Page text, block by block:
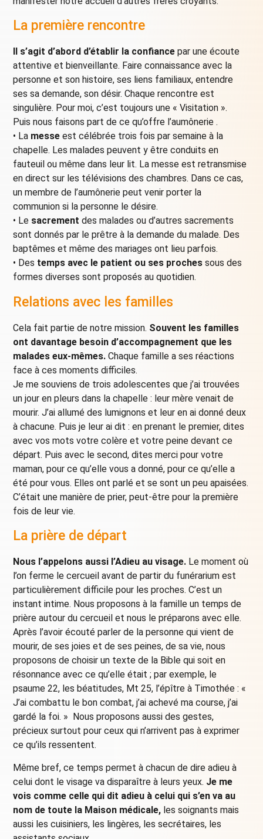
La première rencontre
Il s’agit d’abord d’établir la confiance par une écoute
attentive et bienveillante. Faire connaissance avec la
personne et son histoire, ses liens familiaux, entendre
ses sa demande, son désir. Chaque rencontre est
singulière. Pour moi, c’est toujours une « Visitation ».
Puis nous faisons part de ce qu’offre l’aumônerie .
• La messe est célébrée trois fois par semaine à la
chapelle. Les malades peuvent y être conduits en
fauteuil ou même dans leur lit. La messe est retransmise
en direct sur les télévisions des chambres. Dans ce cas,
un membre de l’aumônerie peut venir porter la
communion si la personne le désire.
• Le sacrement des malades ou d’autres sacrements
sont donnés par le prêtre à la demande du malade. Des
baptêmes et même des mariages ont lieu parfois.
• Des temps avec le patient ou ses proches sous des
formes diverses sont proposés au quotidien.
Relations avec les familles
Cela fait partie de notre mission. Souvent les familles
ont davantage besoin d’accompagnement que les
malades eux-mêmes. Chaque famille a ses réactions
face à ces moments difficiles.
Je me souviens de trois adolescentes que j’ai trouvées
un jour en pleurs dans la chapelle : leur mère venait de
mourir. J’ai allumé des lumignons et leur en ai donné deux
à chacune. Puis je leur ai dit : en prenant le premier, dites
avec vos mots votre colère et votre peine devant ce
départ. Puis avec le second, dites merci pour votre
maman, pour ce qu’elle vous a donné, pour ce qu’elle a
été pour vous. Elles ont parlé et se sont un peu apaisées.
C’était une manière de prier, peut-être pour la première
fois de leur vie.
La prière de départ
Nous l’appelons aussi l’Adieu au visage. Le moment où
l’on ferme le cercueil avant de partir du funérarium est
particulièrement difficile pour les proches. C’est un
instant intime. Nous proposons à la famille un temps de
prière autour du cercueil et nous le préparons avec elle.
Après l’avoir écouté parler de la personne qui vient de
mourir, de ses joies et de ses peines, de sa vie, nous
proposons de choisir un texte de la Bible qui soit en
résonnance avec ce qu’elle était ; par exemple, le
psaume 22, les béatitudes, Mt 25, l’épître à Timothée : «
J’ai combattu le bon combat, j’ai achevé ma course, j’ai
gardé la foi. » Nous proposons aussi des gestes,
précieux surtout pour ceux qui n’arrivent pas à exprimer
ce qu’ils ressentent.
Même bref, ce temps permet à chacun de dire adieu à
celui dont le visage va disparaître à leurs yeux. Je me
vois comme celle qui dit adieu à celui qui s’en va au
nom de toute la Maison médicale, les soignants mais
aussi les cuisiniers, les lingères, les secrétaires, les